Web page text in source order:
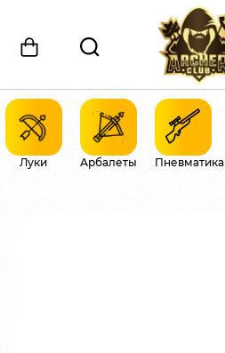
Луки Арбалеты Пневматика